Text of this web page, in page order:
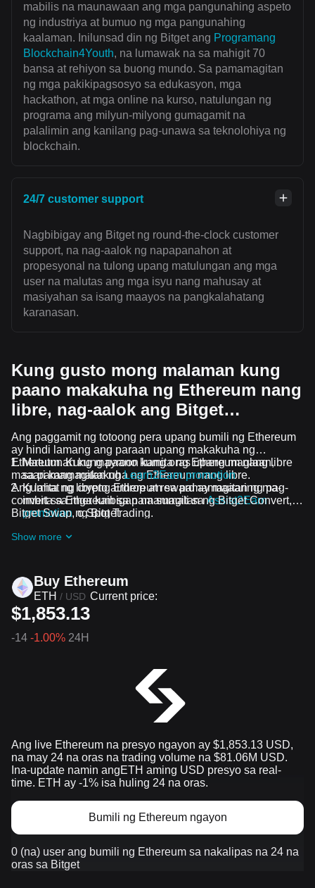
mabilis na maunawaan ang mga pangunahing aspeto
ng industriya at bumuo ng mga pangunahing
kaalaman. Inilunsad din ng Bitget ang Programang
Blockchain4Youth, na lumawak na sa mahigit 70
bansa at rehiyon sa buong mundo. Sa pamamagitan
ng mga pakikipagsosyo sa edukasyon, mga
hackathon, at mga online na kurso, natulungan ng
programa ang milyun-milyong gumagamit na
palalimin ang kanilang pag-unawa sa teknolohiya ng
blockchain.
24/7 customer support
Nagbibigay ang Bitget ng round-the-clock customer
support, na nag-aalok ng napapanahon at
propesyonal na tulong upang matulungan ang mga
user na malutas ang mga isyu nang mahusay at
masiyahan sa isang maayos na pangkalahatang
karanasan.
Kung gusto mong malaman kung
paano makakuha ng Ethereum nang
libre, nag-aalok ang Bitget…
Ang paggamit ng totoong pera upang bumili ng Ethereum
ay hindi lamang ang paraan upang makakuha ng
Ethereum. Kung mayroon kang oras upang maglaan,
maaari kang makakuha ng Ethereum nang libre.
Matutunan kung paano kumita ng Ethereum nang libre
sa pamamagitan ngLearn2Earn promotion
Kumita ng libreng Ethereum sa pamamagitan ng pag-
imbita sa mga kaibigan na sumali saAssist2Earn
promotionng Bitget
pamamagitan ng pagsali sa
Ang lahat ng crypto airdrop at reward ay maaaring ma-
convert sa Ethereum sa pamamagitan ng Bitget Convert,
Bitget Swap, o Spot Trading.
Show more
Buy Ethereum
ETH / USD Current price:
$1,853.13
-14 -1.00% 24H
Ang live Ethereum na presyo ngayon ay $1,853.13 USD,
na may 24 na oras na trading volume na $81.06M USD.
Ina-update namin angETH aming USD presyo sa real-
time. ETH ay -1% isa huling 24 na oras.
Bumili ng Ethereum ngayon
0 (na) user ang bumili ng Ethereum sa nakalipas na 24 na
oras sa Bitget